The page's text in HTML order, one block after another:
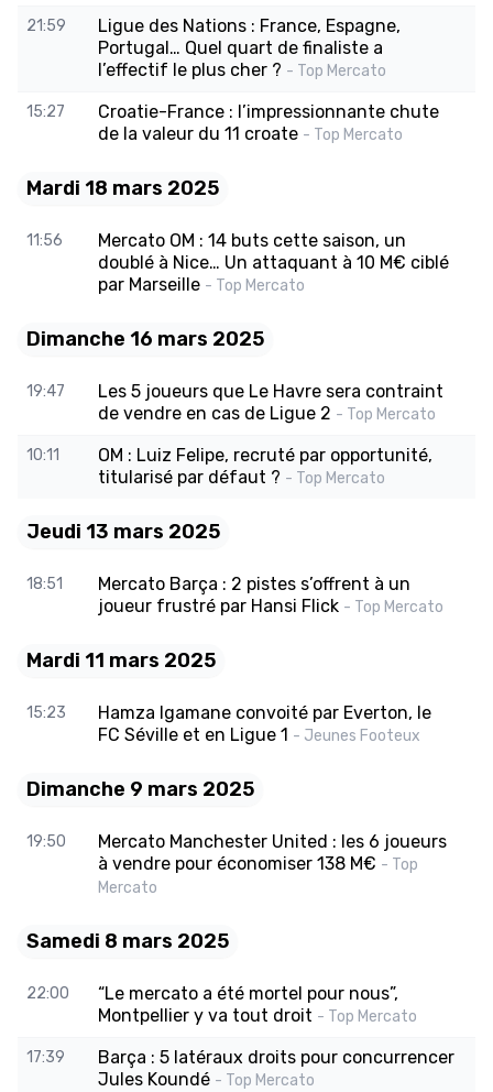
21:59
Ligue des Nations : France, Espagne,
Portugal… Quel quart de finaliste a
l’effectif le plus cher ? - Top Mercato
15:27
Croatie-France : l’impressionnante chute
de la valeur du 11 croate - Top Mercato
Mardi 18 mars 2025
11:56
Mercato OM : 14 buts cette saison, un
doublé à Nice… Un attaquant à 10 M€ ciblé
par Marseille - Top Mercato
Dimanche 16 mars 2025
19:47
Les 5 joueurs que Le Havre sera contraint
de vendre en cas de Ligue 2 - Top Mercato
10:11
OM : Luiz Felipe, recruté par opportunité,
titularisé par défaut ? - Top Mercato
Jeudi 13 mars 2025
18:51
Mercato Barça : 2 pistes s’offrent à un
joueur frustré par Hansi Flick - Top Mercato
Mardi 11 mars 2025
15:23
Hamza Igamane convoité par Everton, le
FC Séville et en Ligue 1 - Jeunes Footeux
Dimanche 9 mars 2025
19:50
Mercato Manchester United : les 6 joueurs
à vendre pour économiser 138 M€ - Top
Mercato
Samedi 8 mars 2025
22:00
“Le mercato a été mortel pour nous”,
Montpellier y va tout droit - Top Mercato
17:39
Barça : 5 latéraux droits pour concurrencer
Jules Koundé - Top Mercato